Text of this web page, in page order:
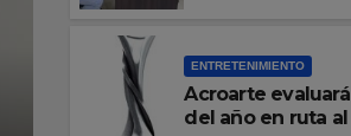
DEPORTES
ENTRETENIMIENTO
Acroarte
del año en ruta